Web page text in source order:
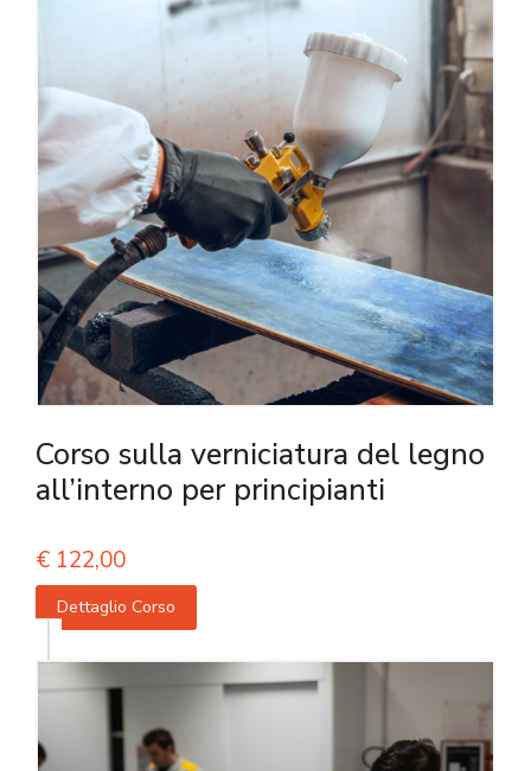
Corso sulla verniciatura del legno
all’interno per principianti
€ 122,00
Dettaglio Corso